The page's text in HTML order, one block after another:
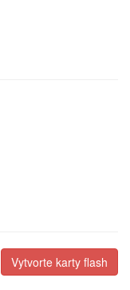
Vytvorte karty flash